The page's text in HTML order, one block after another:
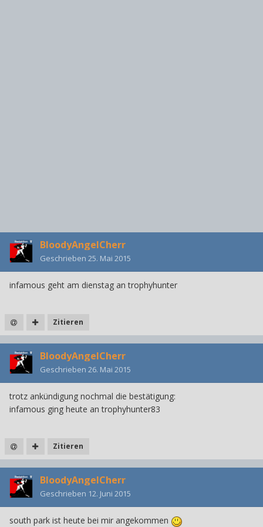
BloodyAngelCherr
Geschrieben 25. Mai 2015
infamous geht am dienstag an trophyhunter
Zitieren
BloodyAngelCherr
Geschrieben 26. Mai 2015
trotz ankündigung nochmal die bestätigung:
infamous ging heute an trophyhunter83
Zitieren
BloodyAngelCherr
Geschrieben 12. Juni 2015
south park ist heute bei mir angekommen